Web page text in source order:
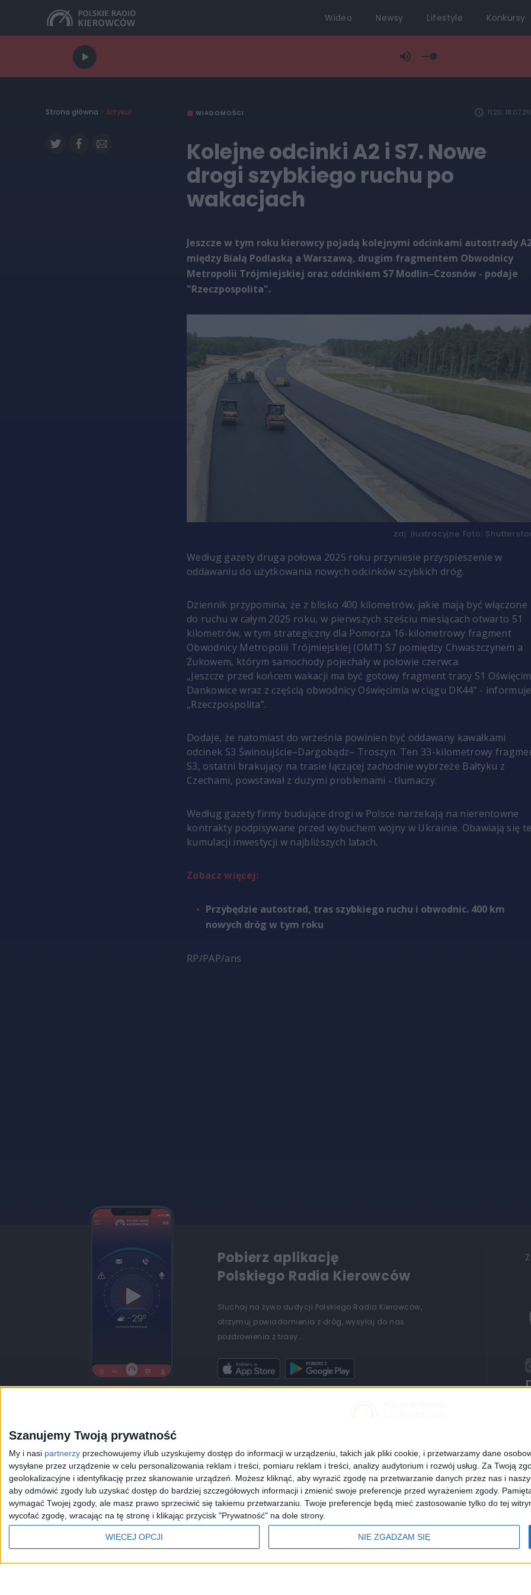
Szanujemy Twoją prywatność
My i nasi partnerzy przechowujemy i/lub uzyskujemy dostęp do informacji w urządzeniu, takich jak pliki cookie, i przetwarzamy dane
wysyłane przez urządzenie w celu personalizowania reklam i treści, pomiaru reklam i treści, analizy audytorium i rozwój usług. Za Twoją
geolokalizacyjne i identyfikację przez skanowanie urządzeń. Możesz kliknąć, aby wyrazić zgodę na przetwarzanie danych przez nas i
aby odmówić zgody lub uzyskać dostęp do bardziej szczegółowych informacji i zmienić swoje preferencje przed wyrażeniem zgody.
wymagać Twojej zgody, ale masz prawo sprzeciwić się takiemu przetwarzaniu. Twoje preferencje będą mieć zastosowanie tylko do tej
wycofać zgodę, wracając na tę stronę i klikając przycisk "Prywatność" na dole strony.
WIĘCEJ OPCJI NIE ZGADZAM SIĘ
Wideo Newsy Lifestyle Konkursy
Strona główna Artykuł WIADOMOŚCI 11:20,
Kolejne odcinki A2 i S7. Nowe
drogi szybkiego ruchu po
wakacjach
Jeszcze w tym roku kierowcy pojadą kolejnymi odcinkami autostrady
między Białą Podlaską a Warszawą, drugim fragmentem Obwodnicy
Metropolii Trójmiejskiej oraz odcinkiem S7 Modlin–Czosnów - podaje
"Rzeczpospolita".
zdj. ilustracyjne Foto:
Według gazety druga połowa 2025 roku przyniesie przyspieszenie w
oddawaniu do użytkowania nowych odcinków szybkich dróg.
Dziennik przypomina, że z blisko 400 kilometrów, jakie mają być włączone
do ruchu w całym 2025 roku, w pierwszych sześciu miesiącach otwarto 51
kilometrów, w tym strategiczny dla Pomorza 16-kilometrowy fragment
Obwodnicy Metropolii Trójmiejskiej (OMT) S7 pomiędzy Chwaszczynem a
Żukowem, którym samochody pojechały w połowie czerwca.
„Jeszcze przed końcem wakacji ma być gotowy fragment trasy S1
Dankowice wraz z częścią obwodnicy Oświęcimia w ciągu DK44” - informuje
„Rzeczpospolita”.
Dodaje, że natomiast do września powinien być oddawany kawałkami
odcinek S3 Świnoujście–Dargobądz– Troszyn. Ten 33-kilometrowy
S3, ostatni brakujący na trasie łączącej zachodnie wybrzeże Bałtyku z
Czechami, powstawał z dużymi problemami - tłumaczy.
Według gazety firmy budujące drogi w Polsce narzekają na nierentowne
kontrakty podpisywane przed wybuchem wojny w Ukrainie. Obawiają się
kumulacji inwestycji w najbliższych latach.
Zobacz więcej:
Przybędzie autostrad, tras szybkiego ruchu i obwodnic. 400 km
nowych dróg w tym roku
RP/PAP/ans
Pobierz aplikację
Polskiego Radia Kierowców
Słuchaj na żywo audycji Polskiego Radia Kierowców,
otrzymuj powiadomienia z dróg, wysyłaj do nas
pozdrowienia z trasy...
JEDYNKA DWÓJKA TRÓJKA CZWÓRKA POLSKIE RADIO 24 RADIO POLAND POLSKIE RADIO
Kanały Internetowe Sklep Informacyjna Agencja Radiowa